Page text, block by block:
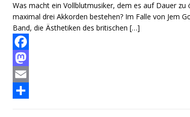
k
o
n
e
n
Was macht ein Vollblutmusiker, dem es auf Dauer
maximal drei Akkorden bestehen? Im Falle von Jem
Band, die Ästhetiken des britischen […]
F
aM
aE